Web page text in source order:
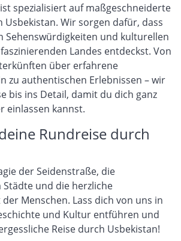
spezialisiert auf maßgeschneiderte
Usbekistan. Wir sorgen dafür, dass
Sehenswürdigkeiten und kulturellen
Landes entdeckst. Von
über erfahrene
zu authentischen Erlebnissen – wir
bis ins Detail, damit du dich ganz
einlassen kannst.
Rundreise durch
der Seidenstraße, die
und die herzliche
Menschen. Lass dich von uns in
und Kultur entführen und
Reise durch Usbekistan!